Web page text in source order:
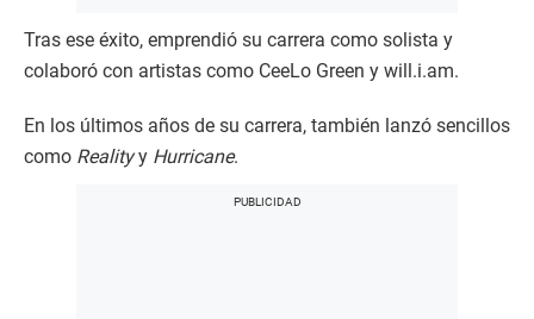
Tras ese éxito, emprendió su carrera como solista y
colaboró con artistas como CeeLo Green y will.i.am.
En los últimos años de su carrera, también lanzó sencillos
como Realityy Hurricane.